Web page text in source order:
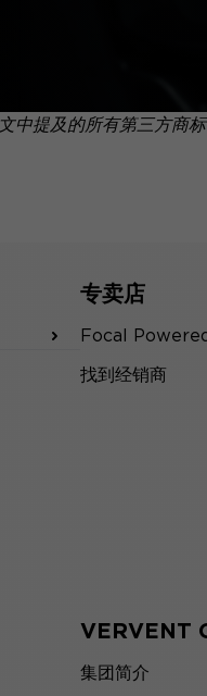
文中提及的所有第三方商
专卖店
Focal
找到经销商
VERVENT
集团简介